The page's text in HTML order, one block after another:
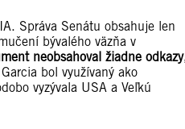
Správa Senátu obsahuje len
bývalého väzňa v
neobsahoval žiadne
bol využívaný ako
vyzývala USA a Veľkú